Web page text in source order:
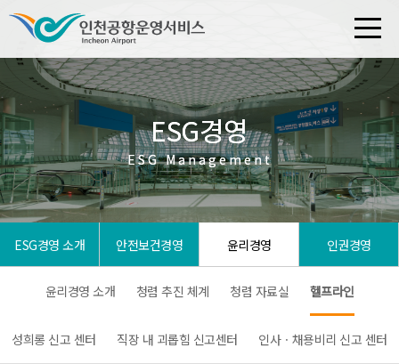
ESG경영 소개 안전보건경영 윤리경영 인권경영
ESG경영
ESG Management
윤리경영 소개 청렴 추진 체계 청렴 자료실 헬프라인
성희롱 신고 센터 직장 내 괴롭힘 신고센터 인사ㆍ채용비리 신고 센터
ESG경영
ESG Management